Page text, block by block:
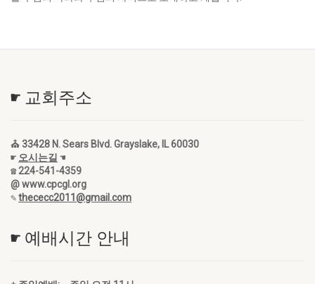
☛ 교회주소
⛪ 33428 N. Sears Blvd. Grayslake, IL 60030
☛ 오시는길 ☚
☎ 224-541-4359
@ www.cpcgl.org
✎thececc2011@gmail.com
☛ 예배시간 안내